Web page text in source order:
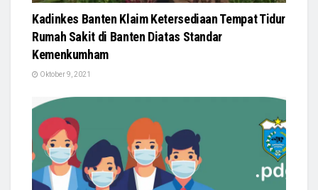
Kadinkes Banten Klaim Ketersediaan Tempat Tidur
Rumah Sakit di Banten Diatas Standar
Kemenkumham
Oktober 9, 2021